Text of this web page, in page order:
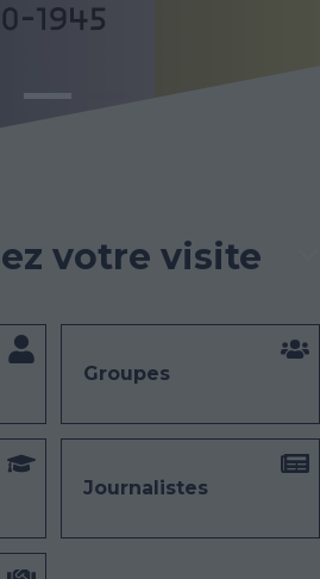
votre visite
Groupes
Journalistes